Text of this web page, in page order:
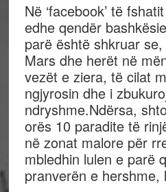
Në ‘facebook’ të
edhe qendër
parë është shkruar
Mars dhe herët në
vezët e ziera, të cilat
ngjyrosin dhe i
ndryshme.Ndërsa,
orës 10 paradite të
në zonat malore për
mbledhin lulen e parë
pranverën e hershme,